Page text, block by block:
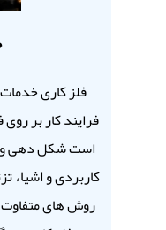
فلز کاری
فرایند کار بر
است شکل دهی و
کاربردی و اشیاء
روش های